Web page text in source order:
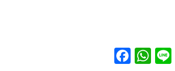
F W